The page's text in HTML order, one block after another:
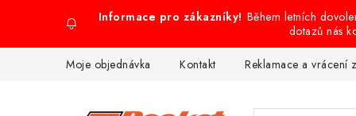
obsah
Během letních
dotazů nás
Moje objednávka Kontakt Reklamace a vrácení